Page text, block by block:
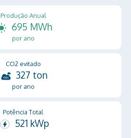
Produção Anual
695 MWh
por ano
CO2 evitado
327 ton
por ano
Potência Total
521 kWp